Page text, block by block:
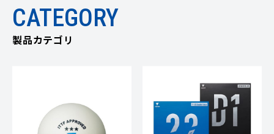
CATEGORY
製品カテゴリ